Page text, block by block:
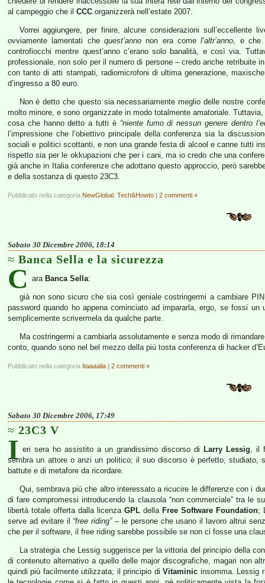
al campeggio che il CCC organizzerà nell’estate 2007.
Vorrei aggiungere, per finire, alcune considerazioni
ovviamente lamentati che quest’anno non era comel’altr’anno, e che
controfiocchi mentre quest’anno c’erano solo banalità, e così via.
professionale, non solo per il numero di persone – credo anche retribuite
con tanto di atti stampati, radiomicrofoni di ultima generazione,
d’ingresso a 80 euro.
Non è detto che questo sia necessariamente meglio delle nostre
molto minore, e sono organizzate in modo totalmente amatoriale.
cosa che hanno detto a tutti è “niente fumo di nessun genere dentro
l’impressione che l’obiettivo principale della conferenza sia la
sociali e politici scottanti, e non una grande festa di alcool e canne tutti
rispetto sia per le okkupazioni che per i cani, ma io credo che una
già anche in Italia conferenze che adottano questo approccio, però
e della sostanza di questo 23C3.
Pubblicato nella categoria NewGlobal Tech&Howto | 2 commenti »
Sabato 30 Dicembre 2006, 18:14
Banca Sella e la sicurezza
C ara Banca Sella:
già non sono sicuro che sia così geniale costringermi a cambiare
password quando ho appena cominciato ad impararla, ergo, se fossi
semplicemente scrivermela da qualche parte.
Ma costringermi a cambiarla assolutamente e senza modo di
conto, quando sono nel bel mezzo della più tosta conferenza di hacker
Pubblicato nella categoria Itaaaalia | 2 commenti »
Sabato 30 Dicembre 2006, 17:49
23C3 V
I eri sera ho assistito a un grandissimo discorso di Larry Lessig, il
sembra un attore o anzi un politico; il suo discorso è perfetto, studiato,
battute e di metafore da ricordare.
Qui, sembrava più che altro interessato a ricucire le differenze con i
di fare compromessi introducendo la clausola “non commerciale” tra le
libertà totale offerta dalla licenza GPL della Free Software Foundation;
serve ad evitare il “free riding”– le persone che usano il lavoro altrui
che per il software, il free riding sarebbe possibile se non ci fosse una
La strategia che Lessig suggerisce per la vittoria del principio della
di contenuto alternativo a quello delle major discografiche, magari non
quindi più facilmente utilizzata; il principio diVitaminic insomma. Lessig